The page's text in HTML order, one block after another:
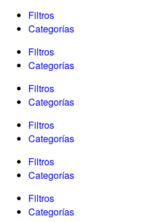
Filtros
Categorías
Filtros
Categorías
Filtros
Categorías
Filtros
Categorías
Filtros
Categorías
Filtros
Categorías